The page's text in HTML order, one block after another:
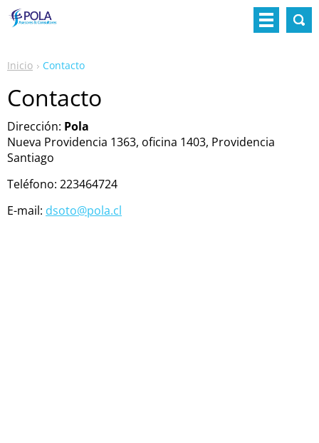
Inicio Contacto
Contacto
Dirección: Pola
Nueva Providencia 1363, oficina 1403, Providencia
Santiago
Teléfono: 223464724
E-mail: dsoto@pola.cl